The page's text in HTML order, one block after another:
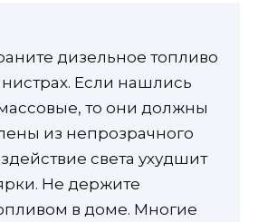
дизельное топливо
Если нашлись
то они должны
из непрозрачного
света ухудшит
Не держите
в доме. Многие